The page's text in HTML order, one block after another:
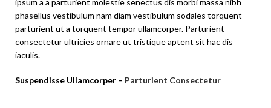
phasellus vestibulum nam diam vestibulum sodales torquent
parturient ut a torquent tempor ullamcorper. Parturient
consectetur ultricies ornare ut tristique aptent sit hac dis
iaculis.
Suspendisse Ullamcorper – Parturient Consectetur